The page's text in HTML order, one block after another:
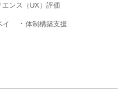
ンス（UX）評価
イ 体制構築支援